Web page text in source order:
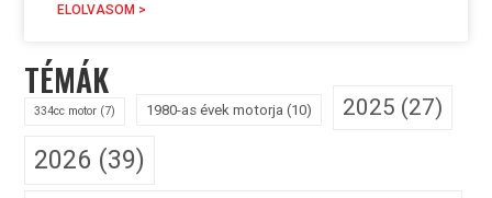
ELOLVASOM >
TÉMÁK
334cc motor (7) 1980-as évek motorja (10) 2025 (27)
2026 (39)